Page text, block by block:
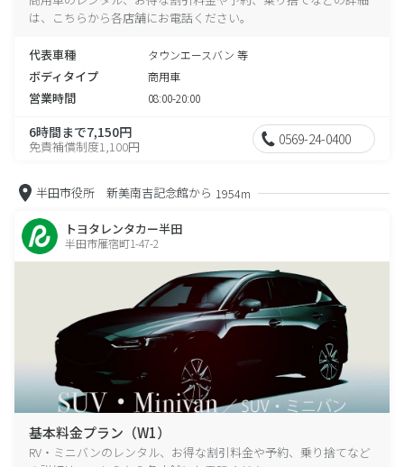
は、こちらから各店舗にお電話ください。
代表車種 タウンエースバン 等
ボディタイプ 商用車
営業時間 08:00-20:00
6時間まで7,150円
免責補償制度1,100円 0569-24-0400
半田市役所 新美南吉記念館から 1954m
トヨタレンタカー半田
半田市雁宿町1-47-2
基本料金プラン（W1）
RV・ミニバンのレンタル、お得な割引料金や予約、乗り捨てなど